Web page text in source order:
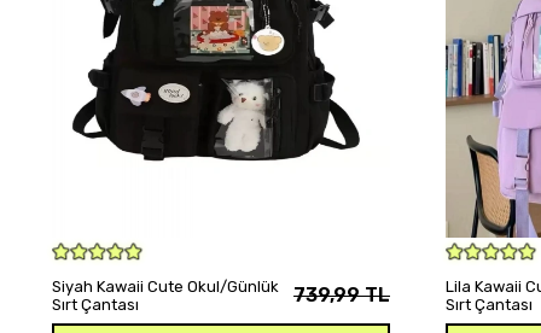
Siyah Kawaii Cute Okul/Günlük
Sırt Çantası
739,99 TL
Lila Kawaii
Sırt Çantası